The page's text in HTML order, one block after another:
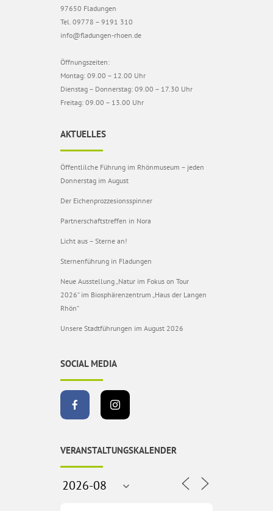
97650 Fladungen
Tel. 09778 – 9191 310
info@fladungen-rhoen.de
Öffnungszeiten:
Montag: 09.00 – 12.00 Uhr
Dienstag – Donnerstag: 09.00 – 17.30 Uhr
Freitag: 09.00 – 13.00 Uhr
AKTUELLES
Öffentlilche Führung im Rhönmuseum – jeden
Donnerstag im August
Der Eichenprozzesionsspinner
Partnerschaftstreffen in Nora
Licht aus – Sterne an!
Sternenführung in Fladungen
Neue Ausstellung „Natur im Fokus on Tour
2026“ im Biosphärenzentrum „Haus der Langen
Rhön“
Unsere Stadtführungen im August 2026
SOCIAL MEDIA
VERANSTALTUNGSKALENDER